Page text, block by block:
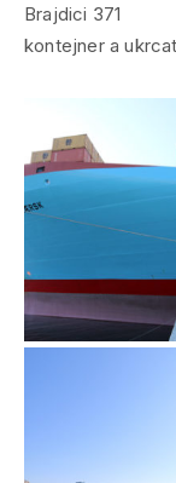
Brajdici 371
kontejner a